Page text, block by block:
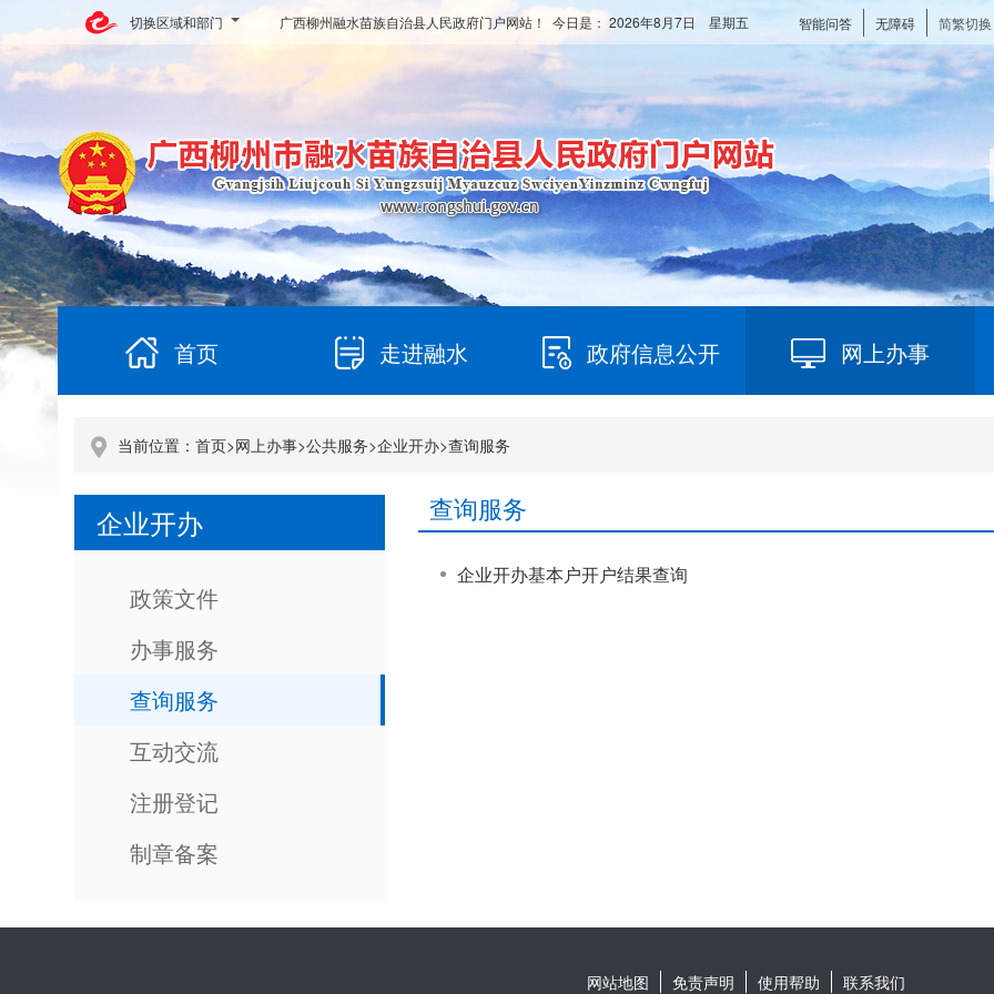
切换区域和部门 智能问答 无障碍 简繁切换
广西柳州融水苗族自治县人民政府门户网站！ 今日是： 2026年8月7日 星期五
首页 走进融水 政府信息公开 网上办事
当前位置： 首页>网上办事>公共服务>企业开办>查询服务
企业开办
政策文件
办事服务
查询服务
互动交流
注册登记
制章备案
查询服务
企业开办基本户开户结果查询
网站地图 免责声明 使用帮助 联系我们